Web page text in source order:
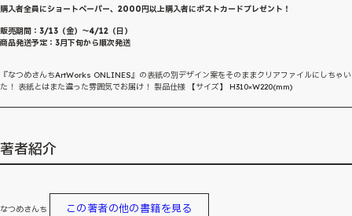
購入者全員にショートペーパー、2000円以上購入者にポストカードプレゼント！
販売期間：3/13（金）〜4/12（日）
商品発送予定：3月下旬から順次発送
『なつめさんちArtWorks ONLINES』の表紙の別デザイン案をそのままクリアファイルにしちゃ
た！ 表紙とはまた違った雰囲気でお届け！ 製品仕様 【サイズ】 H310×W220(mm)
著者紹介
なつめさんち この著者の他の書籍を見る